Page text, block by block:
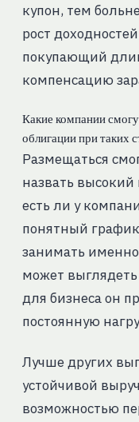
купон, тем
рост
покупающий
компенсацию
Какие компании
облигации при таких
Размещаться
назвать высокий
есть ли у
понятный
занимать
может
для бизнеса он
постоянную
Лучше других
устойчивой
возможностью